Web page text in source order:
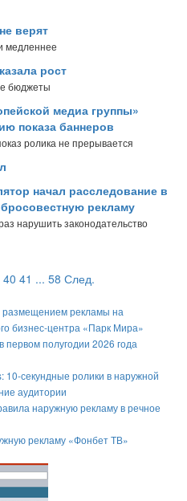
верят
медленнее
рост
бюджеты
медиа группы»
показа баннеров
ролика не прерывается
начал расследование в
рекламу
нарушить законодательство
40 41 ... 58 След.
размещением рекламы на
бизнес-центра «Парк Мира»
первом полугодии 2026 года
10-секундные ролики в наружной
аудитории
наружную рекламу в речное
рекламу «Фонбет ТВ»